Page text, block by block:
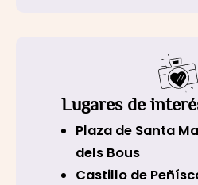
Lugares de
Plaza de Santa
dels Bous
Castillo de